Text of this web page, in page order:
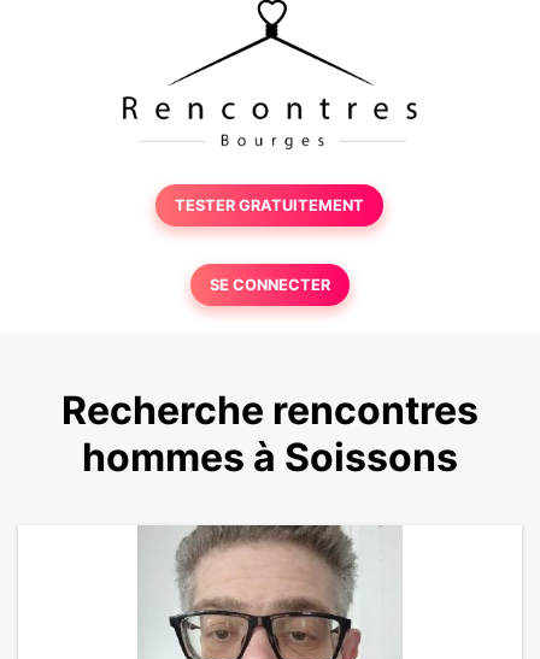
TESTER GRATUITEMENT
SE CONNECTER
Recherche rencontres
hommes à Soissons